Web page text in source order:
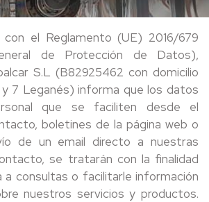
el Reglamento (UE) 2016/679
de Protección de Datos),
S.L (B82925462 con domicilio
7 Leganés) informa que los datos
que se faciliten desde el
boletines de la página web o
de un email directo a nuestras
se tratarán con la finalidad
a consultas o facilitarle información
nuestros servicios y productos.